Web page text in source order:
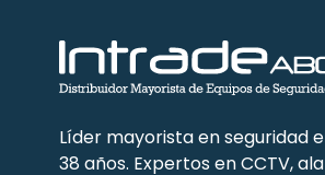
Líder mayorista en seguridad
38 años. Expertos en CCTV,